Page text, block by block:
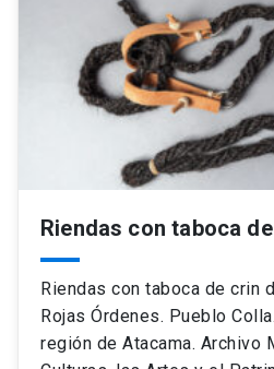
Riendas con taboca
Riendas con taboca de crin
Rojas Órdenes. Pueblo
región de Atacama. Archivo